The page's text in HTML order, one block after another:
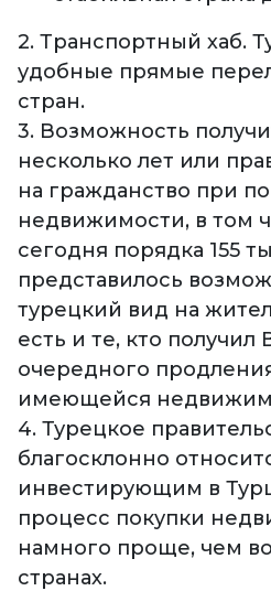
2. Транспортный хаб.
удобные прямые
стран.
3. Возможность
несколько лет или
на гражданство при
недвижимости, в том
сегодня порядка 155
представилось
турецкий вид на
есть и те, кто
очередного
имеющейся
4. Турецкое
благосклонно
инвестирующим в
процесс покупки
намного проще, чем
странах.